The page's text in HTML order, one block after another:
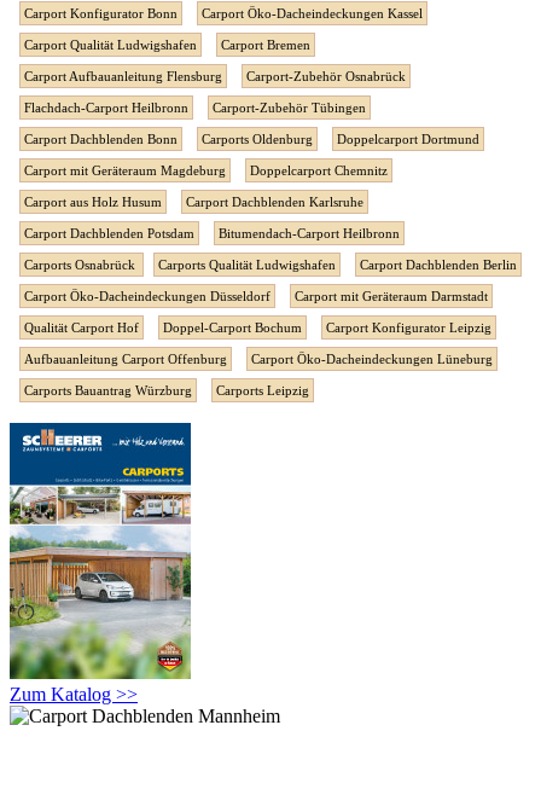
Carport Konfigurator Bonn Carport Öko-Dacheindeckungen Kassel
Carport Qualität Ludwigshafen Carport Bremen
Carport Aufbauanleitung Flensburg Carport-Zubehör Osnabrück
Flachdach-Carport Heilbronn Carport-Zubehör Tübingen
Carport Dachblenden Bonn Carports Oldenburg Doppelcarport Dortmund
Carport mit Geräteraum Magdeburg Doppelcarport Chemnitz
Carport aus Holz Husum Carport Dachblenden Karlsruhe
Carport Dachblenden Potsdam Bitumendach-Carport Heilbronn
Carports Osnabrück Carports Qualität Ludwigshafen Carport Dachblenden Berlin
Carport Öko-Dacheindeckungen Düsseldorf Carport mit Geräteraum Darmstadt
Qualität Carport Hof Doppel-Carport Bochum Carport Konfigurator Leipzig
Aufbauanleitung Carport Offenburg Carport Öko-Dacheindeckungen Lüneburg
Carports Bauantrag Würzburg Carports Leipzig
Zum Katalog >>